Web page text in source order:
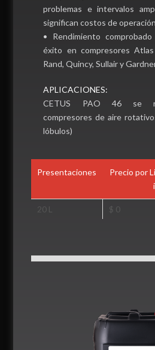
problemas e intervalos
significan costos de
• Rendimiento
éxito en compresores
Rand, Quincy, Sullair y
APLICACIONES:
CETUS PAO 46 se
compresores de aire
lóbulos)
Presentaciones
Precio por
20 L $ 0